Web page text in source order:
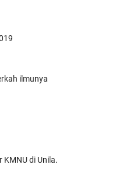
Prestasi di PMW
Guruh Santoso
ilmunya
di Unila.